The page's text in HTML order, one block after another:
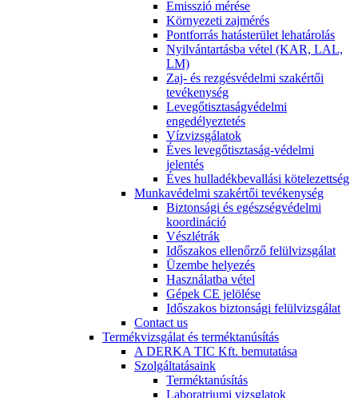
Emisszió mérése
Környezeti zajmérés
Pontforrás hatásterület lehatárolás
Nyilvántartásba vétel (KAR, LAL,
LM)
Zaj- és rezgésvédelmi szakértői
tevékenység
Levegőtisztaságvédelmi
engedélyeztetés
Vízvizsgálatok
Éves levegőtisztaság-védelmi
jelentés
Éves hulladékbevallási kötelezettség
Munkavédelmi szakértői tevékenység
Biztonsági és egészségvédelmi
koordináció
Vészlétrák
Időszakos ellenőrző felülvizsgálat
Üzembe helyezés
Használatba vétel
Gépek CE jelölése
Időszakos biztonsági felülvizsgálat
Contact us
Termékvizsgálat és terméktanúsítás
A DERKA TIC Kft. bemutatása
Szolgáltatásaink
Terméktanúsítás
Laboratriumi vizsglatok